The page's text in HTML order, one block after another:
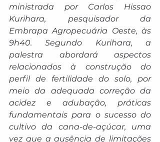
ministrada por Carlos Hissao
Kurihara, pesquisador da
Embrapa Agropecuária Oeste, às
9h40. Segundo Kurihara, a
palestra abordará aspectos
relacionados à construção do
perfil de fertilidade do solo, por
meio da adequada correção da
acidez e adubação, práticas
fundamentais para o sucesso do
cultivo da cana-de-açúcar, uma
vez que a ausência de limitações